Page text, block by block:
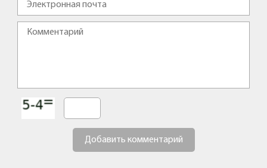
Добавить комментарий